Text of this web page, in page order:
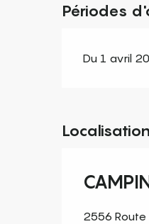
Périodes
Du 1 avril
Localisation
2556 Route